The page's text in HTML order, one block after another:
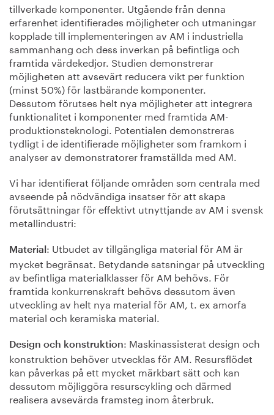
tillverkade komponenter. Utgående från denna
erfarenhet identifierades möjligheter och utmaningar
kopplade till implementeringen av AM i industriella
sammanhang och dess inverkan på befintliga och
framtida värdekedjor. Studien demonstrerar
möjligheten att avsevärt reducera vikt per funktion
(minst 50%) för lastbärande komponenter.
Dessutom förutses helt nya möjligheter att integrera
funktionalitet i komponenter med framtida AM-
produktionsteknologi. Potentialen demonstreras
tydligt i de identifierade möjligheter som framkom i
analyser av demonstratorer framställda med AM.
Vi har identifierat följande områden som centrala med
avseende på nödvändiga insatser för att skapa
förutsättningar för effektivt utnyttjande av AM i svensk
metallindustri:
Material : Utbudet av tillgängliga material för AM är
mycket begränsat. Betydande satsningar på utveckling
av befintliga materialklasser för AM behövs. För
framtida konkurrenskraft behövs dessutom även
utveckling av helt nya material för AM, t. ex amorfa
material och keramiska material.
Design och konstruktion: Maskinassisterat design och
konstruktion behöver utvecklas för AM. Resursflödet
kan påverkas på ett mycket märkbart sätt och kan
dessutom möjliggöra resurscykling och därmed
realisera avsevärda framsteg inom återbruk.